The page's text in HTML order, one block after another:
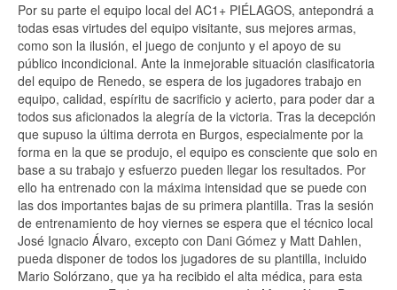
Por su parte el equipo local del AC1+ PIÉLAGOS, antepondrá a
todas esas virtudes del equipo visitante, sus mejores armas,
como son la ilusión, el juego de conjunto y el apoyo de su
público incondicional. Ante la inmejorable situación clasificatoria
del equipo de Renedo, se espera de los jugadores trabajo en
equipo, calidad, espíritu de sacrificio y acierto, para poder dar a
todos sus aficionados la alegría de la victoria. Tras la decepción
que supuso la última derrota en Burgos, especialmente por la
forma en la que se produjo, el equipo es consciente que solo en
base a su trabajo y esfuerzo pueden llegar los resultados. Por
ello ha entrenado con la máxima intensidad que se puede con
las dos importantes bajas de su primera plantilla. Tras la sesión
de entrenamiento de hoy viernes se espera que el técnico local
José Ignacio Álvaro, excepto con Dani Gómez y Matt Dahlen,
pueda disponer de todos los jugadores de su plantilla, incluido
Mario Solórzano, que ya ha recibido el alta médica, para esta